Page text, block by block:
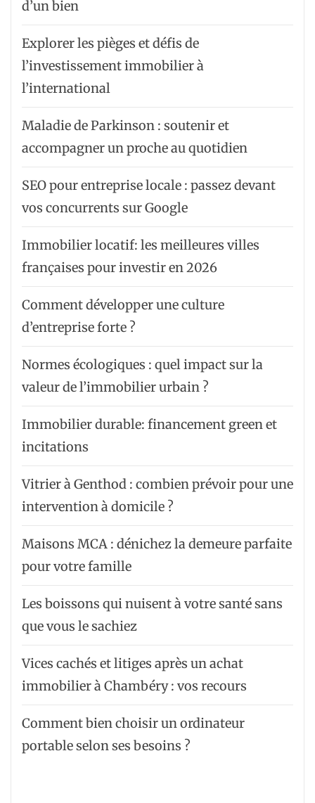
d’un bien
Explorer les pièges et défis de
l’investissement immobilier à
l’international
Maladie de Parkinson : soutenir et
accompagner un proche au quotidien
SEO pour entreprise locale : passez devant
vos concurrents sur Google
Immobilier locatif: les meilleures villes
françaises pour investir en 2026
Comment développer une culture
d’entreprise forte ?
Normes écologiques : quel impact sur la
valeur de l’immobilier urbain ?
Immobilier durable: financement green et
incitations
Vitrier à Genthod : combien prévoir pour une
intervention à domicile ?
Maisons MCA : dénichez la demeure parfaite
pour votre famille
Les boissons qui nuisent à votre santé sans
que vous le sachiez
Vices cachés et litiges après un achat
immobilier à Chambéry : vos recours
Comment bien choisir un ordinateur
portable selon ses besoins ?